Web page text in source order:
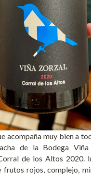
acompaña muy bien a
de la Bodega
de los Altos 2020.
frutos rojos, complejo,